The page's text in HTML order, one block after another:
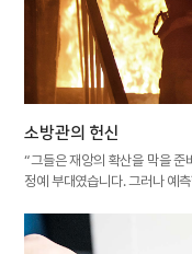
소방관의 헌신
“그들은 재앙의 확산을 막을 준
정예 부대였습니다. 그러나 예